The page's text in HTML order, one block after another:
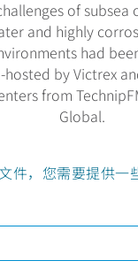
of
and highly
had
by Victrex
from
Global.
件，您需要提供一